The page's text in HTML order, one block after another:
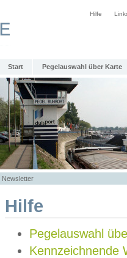
Hilfe
Start Pegelauswahl über Karte
Newsletter
Hilfe
Pegelauswahl
Kennzeichnende